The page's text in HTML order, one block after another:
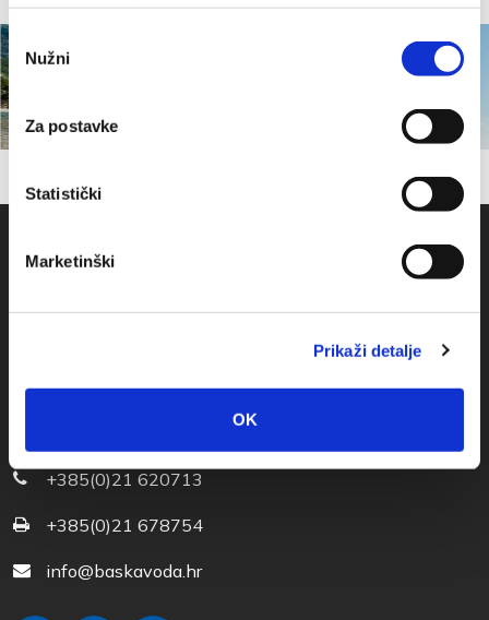
Odabir
pristanka
Nužni
Za postavke
Statistički
Marketinški
Prikaži detalje
OK
+385(0)21 620713
+385(0)21 678754
info@baskavoda.hr